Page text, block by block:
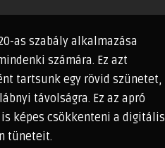
as szabály alkalmazása
számára. Ez azt
tartsunk egy rövid szünetet,
távolságra. Ez az apró
képes csökkenteni a digitális
tüneteit.